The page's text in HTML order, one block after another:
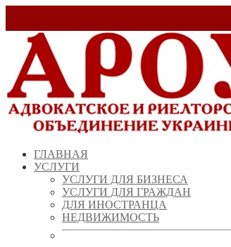
ГЛАВНАЯ
УСЛУГИ
УСЛУГИ ДЛЯ БИЗНЕСА
УСЛУГИ ДЛЯ ГРАЖДАН
ДЛЯ ИНОСТРАНЦА
НЕДВИЖИМОСТЬ